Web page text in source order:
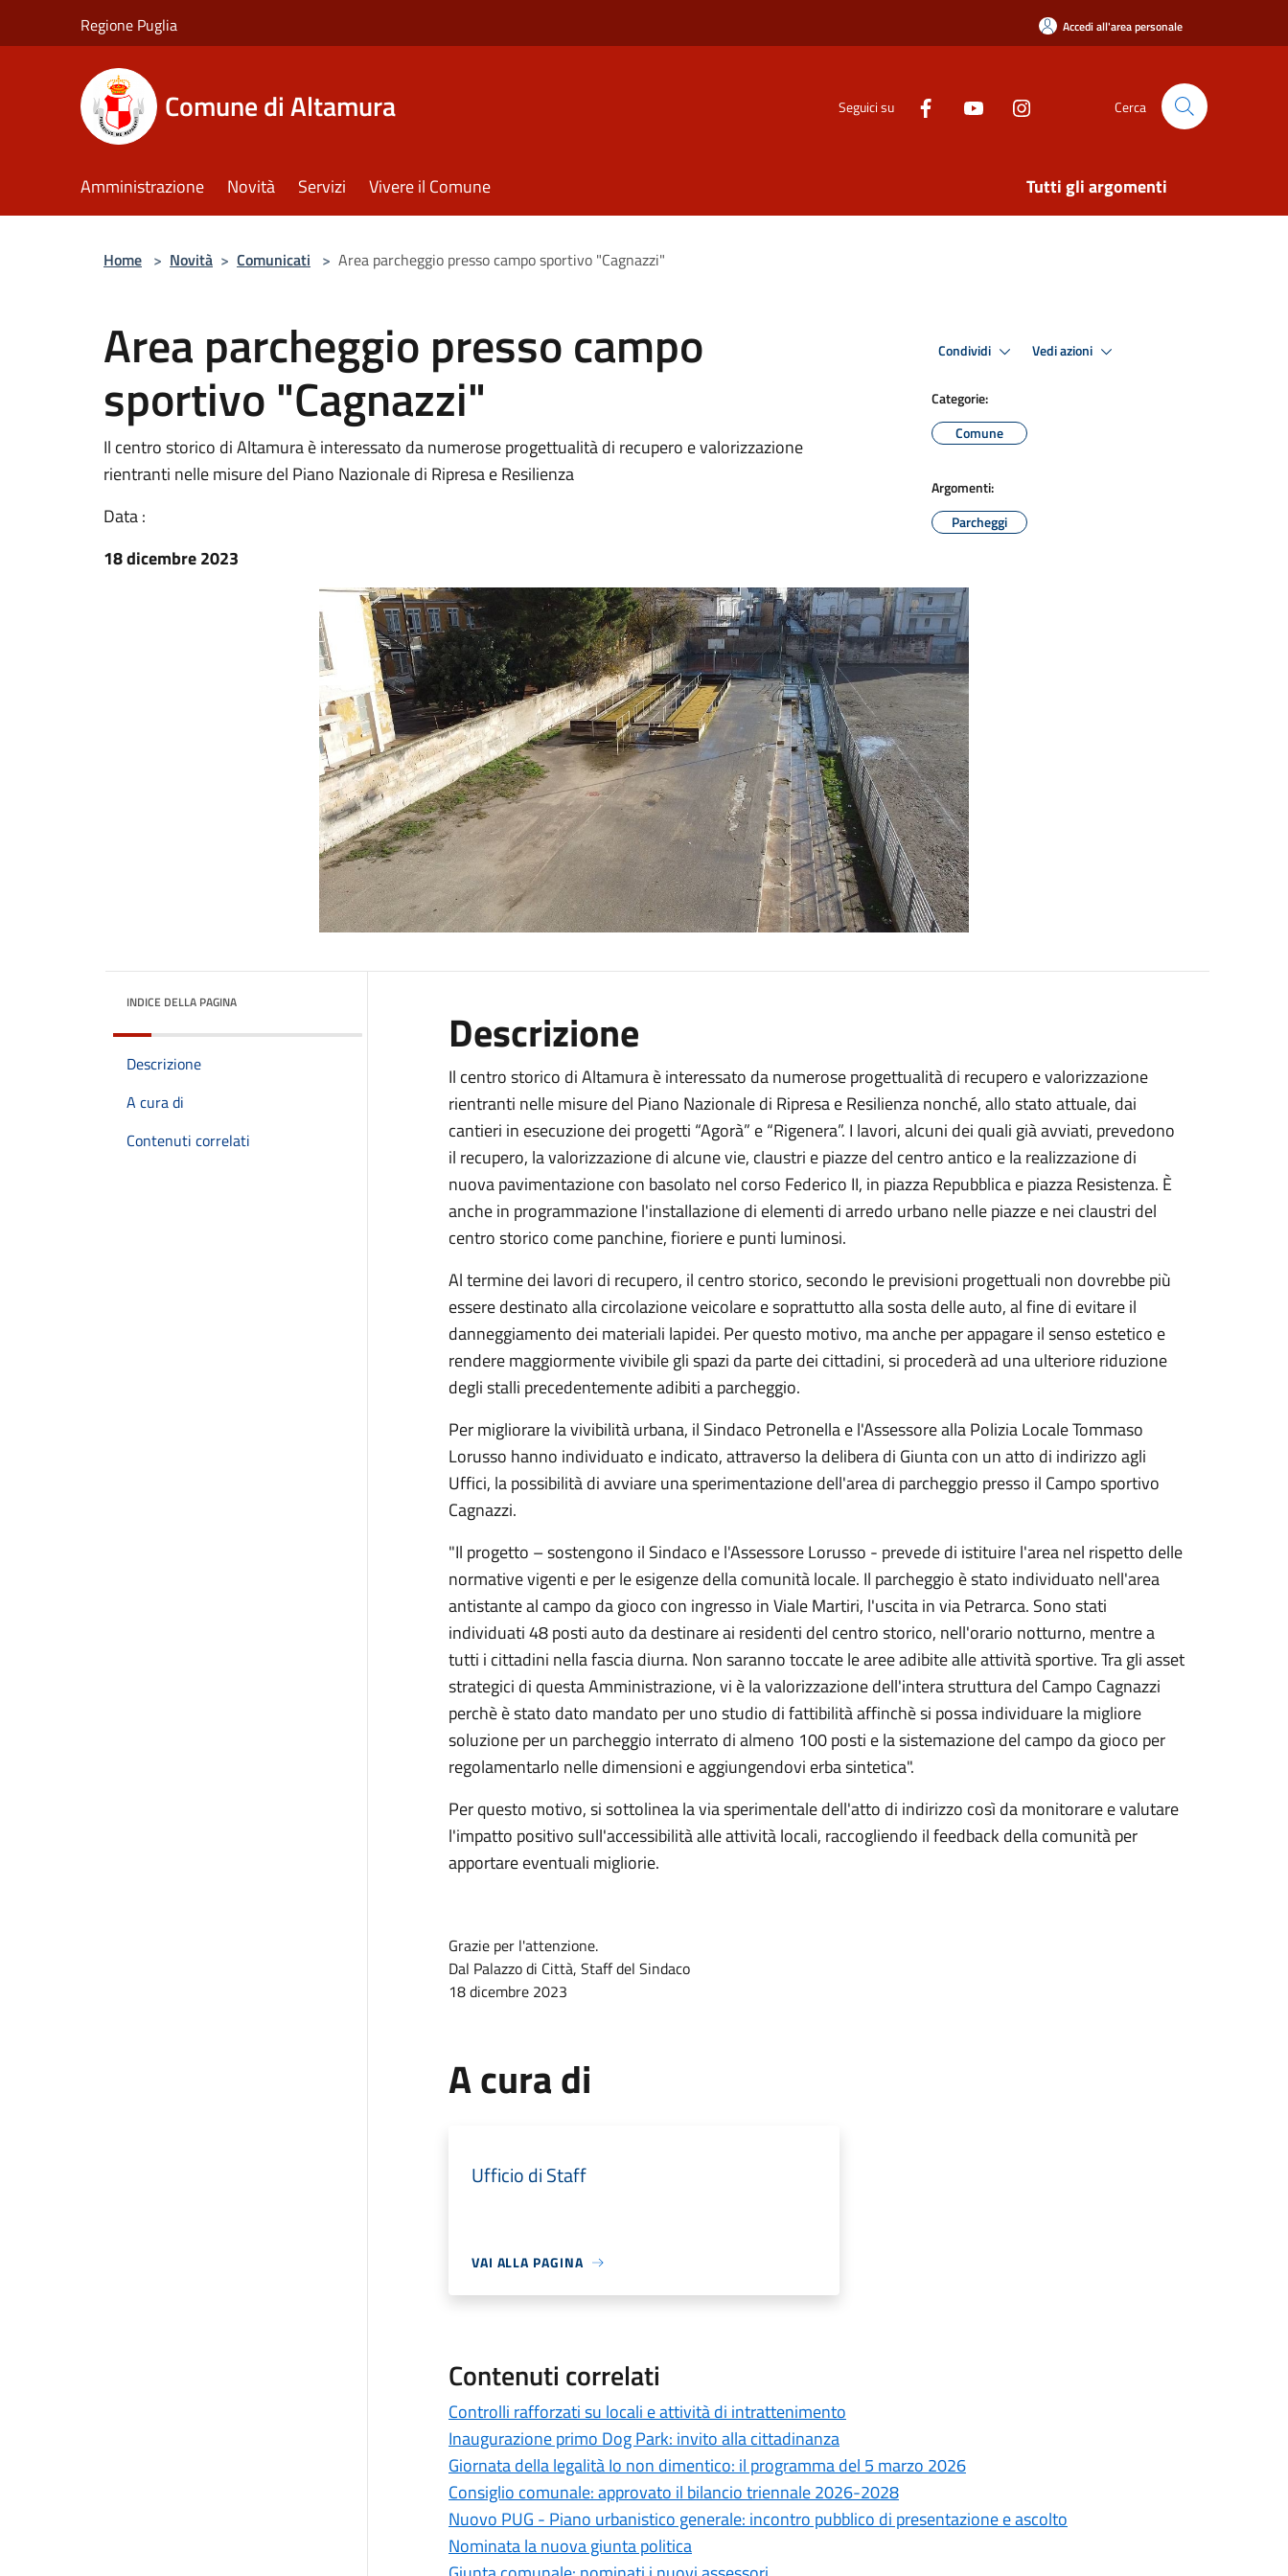
Regione Puglia Accedi all'area personale
Comune di Altamura Seguici su Cerca
Amministrazione Novità Servizi Vivere il Comune Tutti gli argomenti
Home > Novità > Comunicati > Area parcheggio presso campo sportivo "Cagnazzi"
Area parcheggio presso campo
sportivo "Cagnazzi"
Il centro storico di Altamura è interessato da numerose progettualità di recupero e valorizzazione
rientranti nelle misure del Piano Nazionale di Ripresa e Resilienza
Data :
18 dicembre 2023
Condividi Vedi azioni
Categorie:
Comune
Argomenti:
Parcheggi
INDICE DELLA PAGINA
Descrizione
A cura di
Contenuti correlati
Descrizione
Il centro storico di Altamura è interessato da numerose progettualità di recupero e valorizzazione
rientranti nelle misure del Piano Nazionale di Ripresa e Resilienza nonché, allo stato attuale, dai
cantieri in esecuzione dei progetti “Agorà” e “Rigenera”. I lavori, alcuni dei quali già avviati, prevedono
il recupero, la valorizzazione di alcune vie, claustri e piazze del centro antico e la realizzazione di
nuova pavimentazione con basolato nel corso Federico II, in piazza Repubblica e piazza Resistenza. È
anche in programmazione l'installazione di elementi di arredo urbano nelle piazze e nei claustri del
centro storico come panchine, fioriere e punti luminosi.
Al termine dei lavori di recupero, il centro storico, secondo le previsioni progettuali non dovrebbe più
essere destinato alla circolazione veicolare e soprattutto alla sosta delle auto, al fine di evitare il
danneggiamento dei materiali lapidei. Per questo motivo, ma anche per appagare il senso estetico e
rendere maggiormente vivibile gli spazi da parte dei cittadini, si procederà ad una ulteriore riduzione
degli stalli precedentemente adibiti a parcheggio.
Per migliorare la vivibilità urbana, il Sindaco Petronella e l'Assessore alla Polizia Locale Tommaso
Lorusso hanno individuato e indicato, attraverso la delibera di Giunta con un atto di indirizzo agli
Uffici, la possibilità di avviare una sperimentazione dell'area di parcheggio presso il Campo sportivo
Cagnazzi.
"Il progetto – sostengono il Sindaco e l'Assessore Lorusso - prevede di istituire l'area nel rispetto delle
normative vigenti e per le esigenze della comunità locale. Il parcheggio è stato individuato nell'area
antistante al campo da gioco con ingresso in Viale Martiri, l'uscita in via Petrarca. Sono stati
individuati 48 posti auto da destinare ai residenti del centro storico, nell'orario notturno, mentre a
tutti i cittadini nella fascia diurna. Non saranno toccate le aree adibite alle attività sportive. Tra gli asset
strategici di questa Amministrazione, vi è la valorizzazione dell'intera struttura del Campo Cagnazzi
perchè è stato dato mandato per uno studio di fattibilità affinchè si possa individuare la migliore
soluzione per un parcheggio interrato di almeno 100 posti e la sistemazione del campo da gioco per
regolamentarlo nelle dimensioni e aggiungendovi erba sintetica".
Per questo motivo, si sottolinea la via sperimentale dell'atto di indirizzo così da monitorare e valutare
l'impatto positivo sull'accessibilità alle attività locali, raccogliendo il feedback della comunità per
apportare eventuali migliorie.
Grazie per l'attenzione.
Dal Palazzo di Città, Staff del Sindaco
18 dicembre 2023
A cura di
Ufficio di Staff
VAI ALLA PAGINA
Contenuti correlati
Controlli rafforzati su locali e attività di intrattenimento
Inaugurazione primo Dog Park: invito alla cittadinanza
Giornata della legalità Io non dimentico: il programma del 5 marzo 2026
Consiglio comunale: approvato il bilancio triennale 2026-2028
Nuovo PUG - Piano urbanistico generale: incontro pubblico di presentazione e ascolto
Nominata la nuova giunta politica